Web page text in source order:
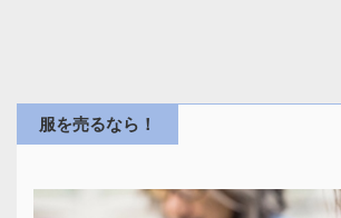
服を売るなら！